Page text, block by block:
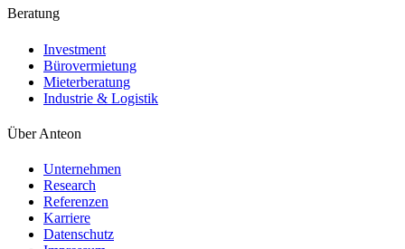
Beratung
Investment
Bürovermietung
Mieterberatung
Industrie & Logistik
Über Anteon
Unternehmen
Research
Referenzen
Karriere
Datenschutz